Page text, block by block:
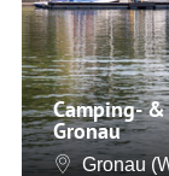
Camping-
Gronau
Gronau